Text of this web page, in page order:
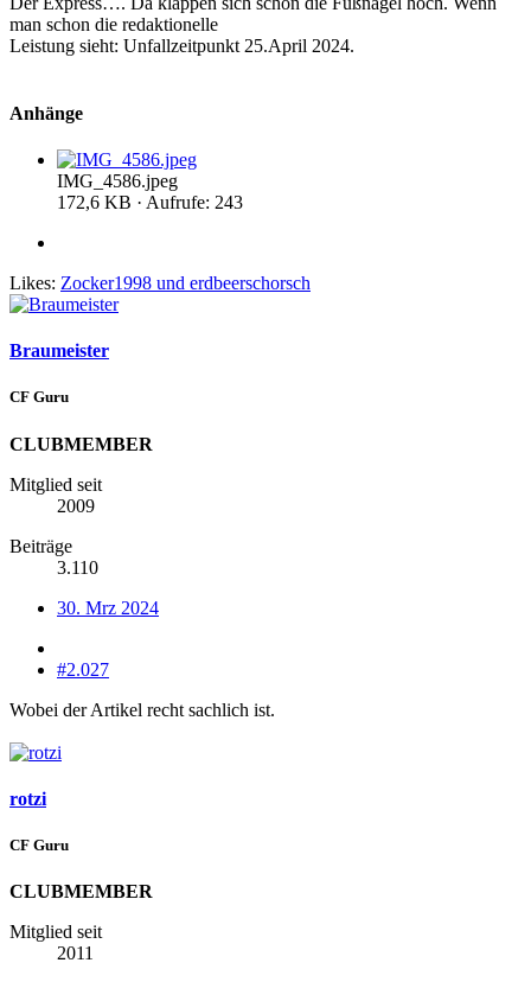
man schon die redaktionelle
Leistung sieht: Unfallzeitpunkt 25.April 2024.
Anhänge
IMG_4586.jpeg
172,6 KB · Aufrufe: 243
Likes: Zocker1998 und erdbeerschorsch
Braumeister
CF Guru
CLUBMEMBER
Mitglied seit
2009
Beiträge
3.110
30. Mrz 2024
#2.027
Wobei der Artikel recht sachlich ist.
rotzi
CF Guru
CLUBMEMBER
Mitglied seit
2011